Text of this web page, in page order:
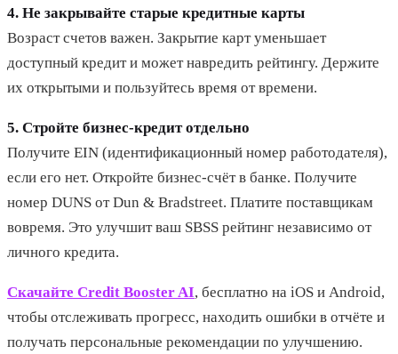
4. Не закрывайте старые кредитные карты
Возраст счетов важен. Закрытие карт уменьшает
доступный кредит и может навредить рейтингу. Держите
их открытыми и пользуйтесь время от времени.
5. Стройте бизнес-кредит отдельно
Получите EIN (идентификационный номер работодателя),
если его нет. Откройте бизнес-счёт в банке. Получите
номер DUNS от Dun & Bradstreet. Платите поставщикам
вовремя. Это улучшит ваш SBSS рейтинг независимо от
личного кредита.
Скачайте Credit Booster AI, бесплатно на iOS и Android,
чтобы отслеживать прогресс, находить ошибки в отчёте и
получать персональные рекомендации по улучшению.